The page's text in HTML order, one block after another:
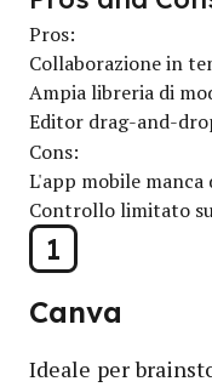
1
Canva
Ideale per
Pros:
Collaborazione in
Ampia libreria di
Editor drag-and-
Cons:
L'app mobile
Controllo limitato